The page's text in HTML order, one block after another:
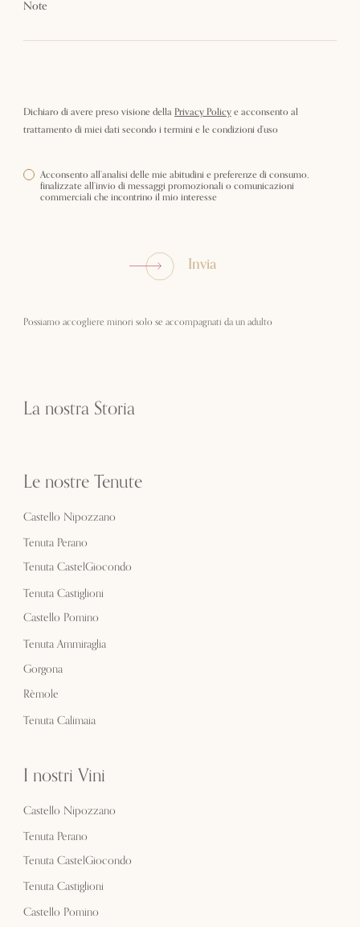
Note
Dichiaro di avere preso visione della Privacy Policye acconsento al
trattamento di miei dati secondo i termini e le condizioni d’uso
Acconsento all’analisi delle mie abitudini e preferenze di consumo,
finalizzate all’invio di messaggi promozionali o comunicazioni
commerciali che incontrino il mio interesse
Invia
Possiamo accogliere minori solo se accompagnati da un adulto
La nostra Storia
Le nostre Tenute
Castello Nipozzano
Tenuta Perano
Tenuta CastelGiocondo
Tenuta Castiglioni
Castello Pomino
Tenuta Ammiraglia
Gorgona
Rèmole
Tenuta Calimaia
I nostri Vini
Castello Nipozzano
Tenuta Perano
Tenuta CastelGiocondo
Tenuta Castiglioni
Castello Pomino